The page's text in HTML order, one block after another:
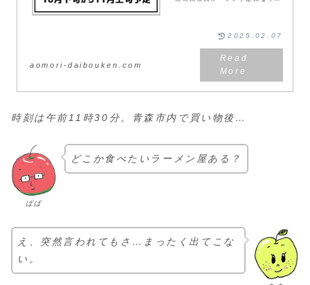
です。新店舗看...
aomori-daibouken.com
2025.02.07
時刻は午前11時30分。青森市内で買い物後…
ぱぱ
どこか食べたいラーメン屋ある？
え、突然言われてもさ…まったく出てこな
い。